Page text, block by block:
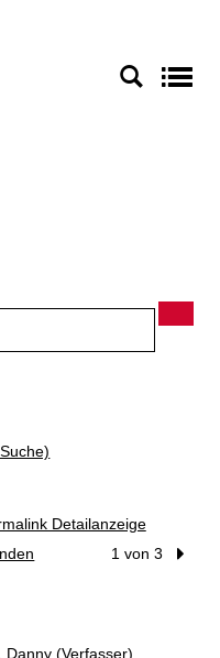
Detailanzeige
1 von 3
diesem Verfasser
Danny (Verfasser)